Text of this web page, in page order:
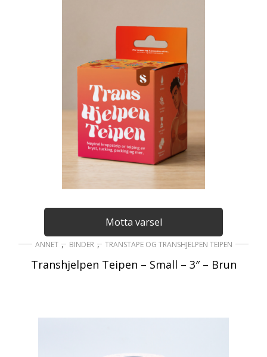
Motta varsel
ANNET , BINDER , TRANSTAPE OG TRANSHJELPEN TEIPEN
Transhjelpen Teipen – Small – 3″ – Brun